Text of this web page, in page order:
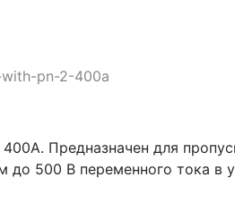
pn-2-400a
Предназначен для
до 500 В переменного тока в